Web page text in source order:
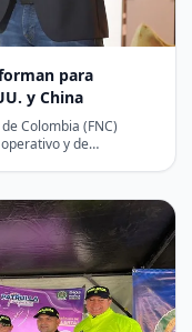
para
y China
Colombia (FNC)
y de…